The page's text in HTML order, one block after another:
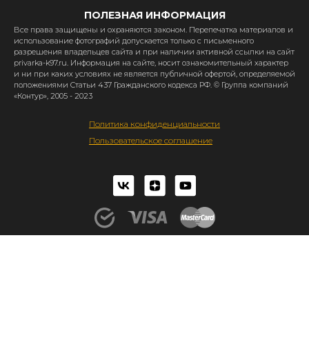
ПОЛЕЗНАЯ ИНФОРМАЦИЯ
Все права защищены и охраняются законом. Перепечатка материалов и
использование фотографий допускается только с письменного
разрешения владельцев сайта и при наличии активной ссылки на сайт
privarka-k97.ru. Информация на сайте, носит ознакомительный характер
и ни при каких условиях не является публичной офертой, определяемой
положениями Статьи 437 Гражданского кодекса РФ. © Группа компаний
«Контур», 2005 - 2023
Политика конфиденциальности
Пользовательское соглашение